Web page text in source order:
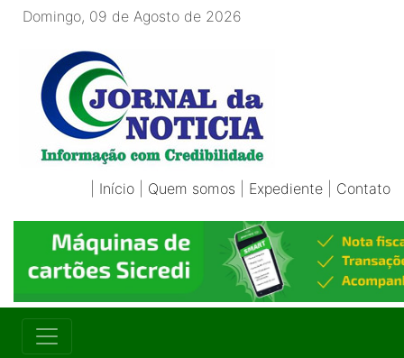
Domingo, 09 de Agosto de 2026
Início Quem somos Expediente Contato